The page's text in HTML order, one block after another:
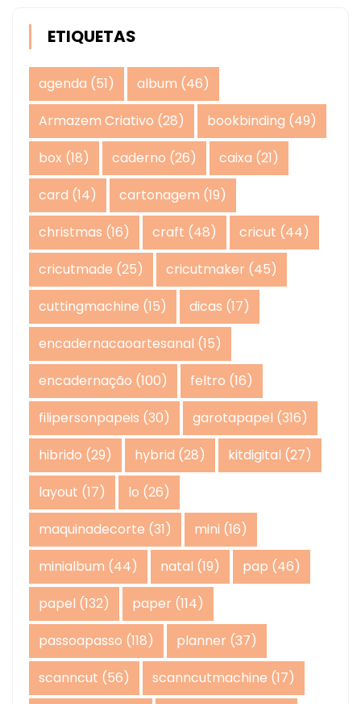
ETIQUETAS
agenda (51) album (46)
Armazem Criativo (28) bookbinding (49)
box (18) caderno (26) caixa (21)
card (14) cartonagem (19)
christmas (16) craft (48) cricut (44)
cricutmade (25) cricutmaker (45)
cuttingmachine (15) dicas (17)
encadernacaoartesanal (15)
encadernação (100) feltro (16)
filipersonpapeis (30) garotapapel (316)
hibrido (29) hybrid (28) kitdigital (27)
layout (17) lo (26)
maquinadecorte (31) mini (16)
minialbum (44) natal (19) pap (46)
papel (132) paper (114)
passoapasso (118) planner (37)
scanncut (56) scanncutmachine (17)